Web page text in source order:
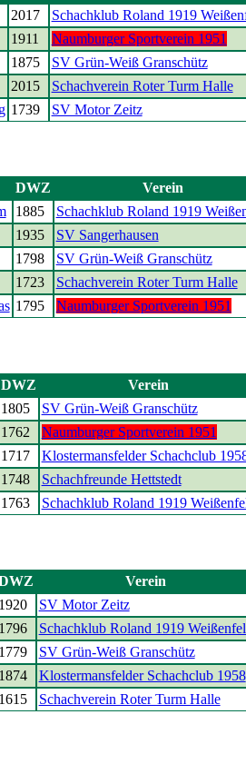
2017
Schachklub Roland 1919
1911
Naumburger Sportverein 1951
1875
SV Grün-Weiß Granschütz
2015
Schachverein Roter Turm Halle
1739 SV Motor Zeitz
DWZ
Verein
1885
Schachklub Roland 1919
1935
SV Sangerhausen
1798
SV Grün-Weiß Granschütz
1723
Schachverein Roter Turm Halle
1795 Naumburger Sportverein 1951
DWZ
Verein
1805
SV Grün-Weiß Granschütz
1762
Naumburger Sportverein 1951
1717
Klostermansfelder Schachclub
1748
Schachfreunde Hettstedt
1763 Schachklub Roland 1919
Verein
1920
SV Motor Zeitz
1796
Schachklub Roland 1919
1779
SV Grün-Weiß Granschütz
1874
Klostermansfelder Schachclub 1958
1615 Schachverein Roter Turm Halle